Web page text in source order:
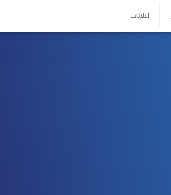
اعلانات